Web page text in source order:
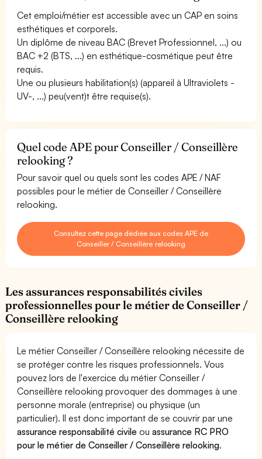
Cet emploi/métier est accessible avec un CAP en soins
esthétiques et corporels.
Un diplôme de niveau BAC (Brevet Professionnel, ...) ou
BAC +2 (BTS, ...) en esthétique-cosmétique peut être
requis.
Une ou plusieurs habilitation(s) (appareil à Ultraviolets -
UV-, ...) peu(vent)t être requise(s).
Quel code APE pour Conseiller / Conseillère
relooking ?
Pour savoir quel ou quels sont les codes APE / NAF
possibles pour le métier de Conseiller / Conseillère
relooking.
Consultez cette page dédiée aux codes APE de
Conseiller / Conseillère relooking
Les assurances responsabilités civiles
professionnelles pour le métier de Conseiller /
Conseillère relooking
Le métier Conseiller / Conseillère relooking nécessite de
se protéger contre les risques professionnels. Vous
pouvez lors de l'exercice du métier Conseiller /
Conseillère relooking provoquer des dommages à une
personne morale (entreprise) ou physique (un
particulier). Il est donc important de se couvrir par une
assurance responsabilité civile ouassurance RC PRO
pour le métier de Conseiller / Conseillère relooking.